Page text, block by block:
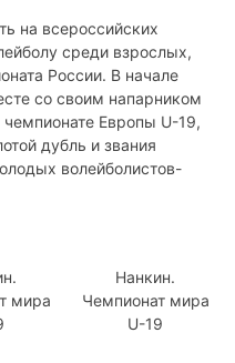
на всероссийских
среди взрослых,
России. В начале
со своим напарником
Европы U-19,
дубль и звания
волейболистов-
мира
Нанкин.
Чемпионат мира
U-19